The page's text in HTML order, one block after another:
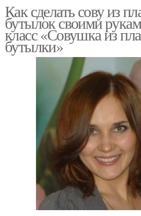
Как сделать сову из
бутылок своими
класс «Совушка из
бутылки»